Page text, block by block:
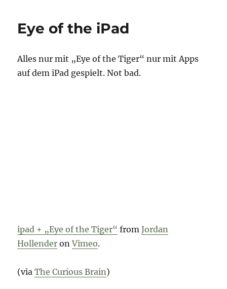
Eye of the iPad
Alles nur mit „Eye of the Tiger“ nur mit Apps
auf dem iPad gespielt. Not bad.
ipad + „Eye of the Tiger“ fromJordan
Hollender onVimeo.
(viaThe Curious Brain)